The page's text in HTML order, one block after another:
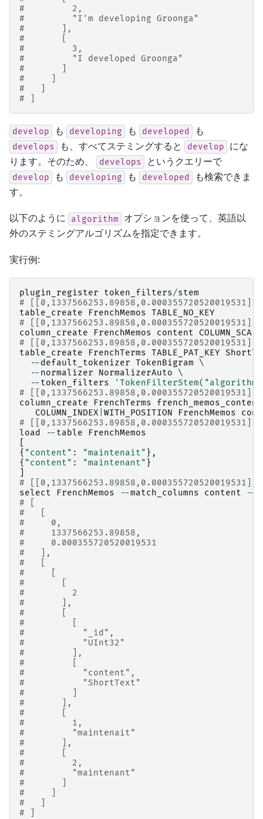
#         2,
#         "I'm developing Groonga"
#       ],
#       [
#         3,
#         "I developed Groonga"
#       ]
#     ]
#   ]
# ]
develop も developing も developed も
develops も、すべてステミングすると develop
にな
ります。そのため、
develops というクエリーで
develop も developing も developed
も検索できま
す。
以下のように algorithm
オプションを使って、英語以
外のステミングアルゴリズムを指定できます。
実行例:
plugin_register token_filters/stem
#
table_create
FrenchMemos TABLE_NO_KEY
#
column_create
FrenchMemos content
#
table_create
FrenchTerms TABLE_PAT_KEY
-- default_tokenizer TokenBigram \
-- normalizer NormalizerAuto \
-- token_filters
#
column_create
FrenchTerms french_memos_content
COLUMN_INDEX WITH_POSITION FrenchMemos
#
load
-- table
FrenchMemos
{ "content" : "maintenait" },
{ "content" : "maintenant" }
#
select
FrenchMemos --match_columns content --
# [
#   [
#     0,
#     1337566253.89858,
#     0.000355720520019531
#   ],
#   [
#     [
#       [
#         2
#       ],
#       [
#         [
#           "_id",
#           "UInt32"
#         ],
#         [
#           "content",
#           "ShortText"
#         ]
#       ],
#       [
#         1,
#         "maintenait"
#       ],
#       [
#         2,
#         "maintenant"
#       ]
#     ]
#   ]
# ]